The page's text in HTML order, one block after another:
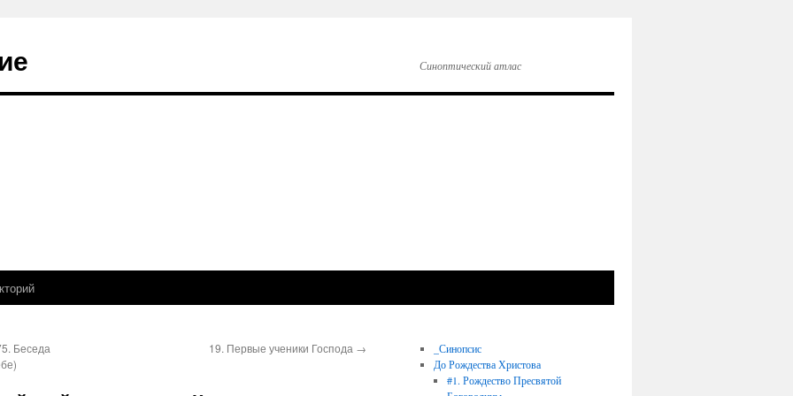
Синоптический атлас
Беседа
19. Первые ученики Господа →
_Синопсис
До Рождества Христова
#1. Рождество Пресвятой